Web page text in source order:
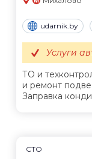
udarnik.by
ТО и
и ремонт
Заправка
Услуги
СТО